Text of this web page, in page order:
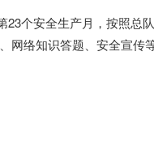
个安全生产月，按照总
网络知识答题、安全宣传